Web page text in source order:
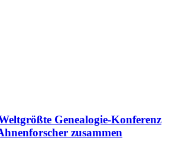
Genealogie-Konferenz
zusammen